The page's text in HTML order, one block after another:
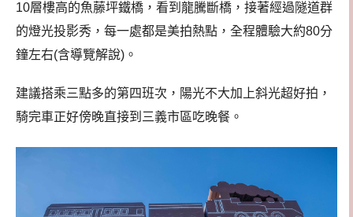
10層樓高的魚藤坪鐵橋，看到龍騰斷橋，接著經過隧道群
的燈光投影秀，每一處都是美拍熱點， 全程體驗大約80分
鐘左右(含導覽解說)。
建議搭乘三點多的第四班次，陽光不大加上斜光超好拍，
騎完車正好傍晚直接到三義市區吃晚餐。